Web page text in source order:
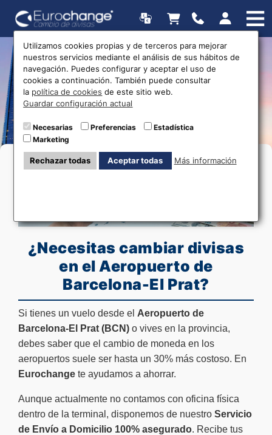
Cambio de moneda en
Barcelona-El Prat (BCN) -
Envío a Domicilio
¿Necesitas cambiar divisas
en el Aeropuerto de
Barcelona-El Prat?
Si tienes un vuelo desde el Aeropuerto de
Barcelona-El Prat (BCN) o vives en la provincia,
debes saber que el cambio de moneda en los
aeropuertos suele ser hasta un 30% más costoso. En
Eurochange te ayudamos a ahorrar.
Aunque actualmente no contamos con oficina física
dentro de la terminal, disponemos de nuestro Servicio
de Envío a Domicilio 100% asegurado. Recibe tus
Utilizamos cookies propias y de terceros para mejorar
nuestros servicios mediante el análisis de sus hábitos de
navegación. Puedes configurar y aceptar el uso de
cookies a continuación. También puede consultar
la política de cookies de este sitio web.
Guardar configuración actual
Necesarias Preferencias
Estadística
Marketing
Rechazar todas Aceptar todas Más información